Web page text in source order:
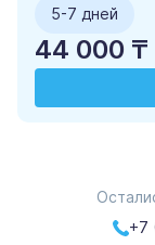
5-7 дней
44 000 ₸
+7